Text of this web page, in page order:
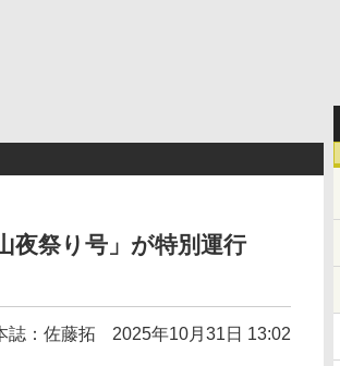
夜祭り号」が特別運行
誌：佐藤拓 2025年10月31日 13:02